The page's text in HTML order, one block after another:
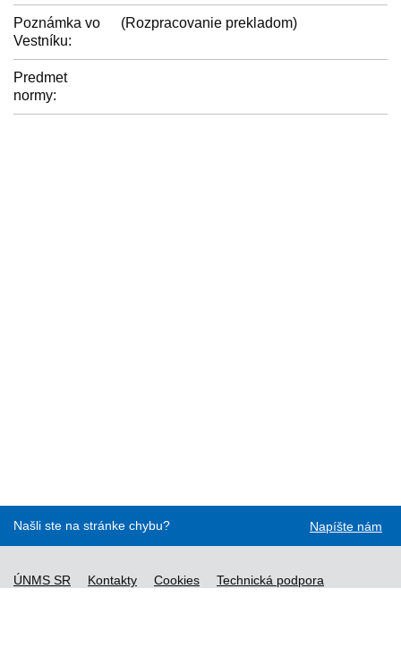
Poznámka vo
Vestníku:
(Rozpracovanie prekladom)
Predmet
normy:
Našli ste na stránke chybu? Napíšte nám
ÚNMS SR Kontakty Cookies
Technická podpora